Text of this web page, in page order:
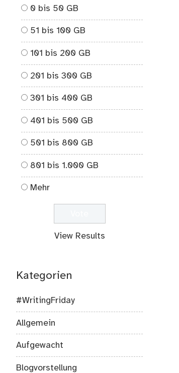
0 bis 50 GB
51 bis 100 GB
101 bis 200 GB
201 bis 300 GB
301 bis 400 GB
401 bis 500 GB
501 bis 800 GB
801 bis 1.000 GB
Mehr
View Results
Kategorien
#WritingFriday
Allgemein
Aufgewacht
Blogvorstellung